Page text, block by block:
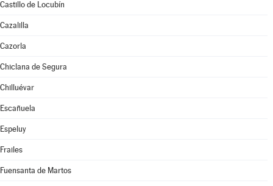
Castillo de Locubín
Cazalilla
Cazorla
Chiclana de Segura
Chilluévar
Escañuela
Espeluy
Frailes
Fuensanta de Martos